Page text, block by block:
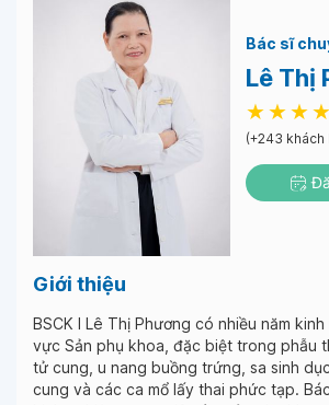
Bác sĩ
Lê Thị
(+243 khách
Giới thiệu
BSCK I Lê Thị Phương có nhiều năm
vực Sản phụ khoa, đặc biệt trong phẫu
tử cung, u nang buồng trứng, sa sinh
cung và các ca mổ lấy thai phức tạp.